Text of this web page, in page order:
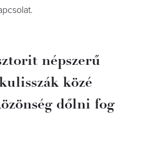
népszerű
közé
dőlni fog